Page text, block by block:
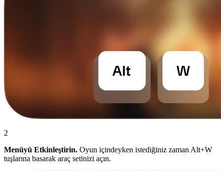
2
Menüyü Etkinleştirin. Oyun içindeyken istediğiniz zaman Alt+W
tuşlarına basarak araç setinizi açın.